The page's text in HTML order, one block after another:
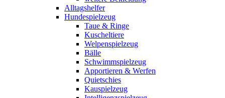
Alltagshelfer
Hundespielzeug
Taue & Ringe
Kuscheltiere
Welpenspielzeug
Bälle
Schwimmspielzeug
Apportieren & Werfen
Quietschies
Kauspielzeug